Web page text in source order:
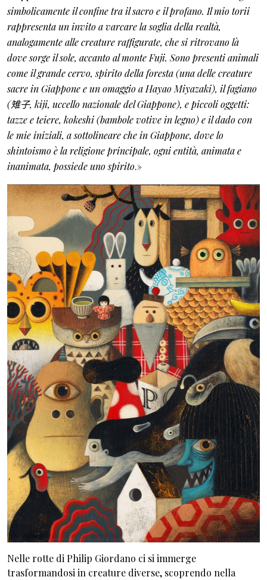
simbolicamente il confine tra il sacro e il profano. Il mio torii
rappresenta un invito a varcare la soglia della realtà,
analogamente alle creature raffigurate, che si ritrovano là
dove sorge il sole, accanto al monte Fuji. Sono presenti animali
come il grande cervo, spirito della foresta (una delle creature
sacre in Giappone e un omaggio a Hayao Miyazaki), il fagiano
(雉子, kiji, uccello nazionale del Giappone), e piccoli oggetti:
tazze e teiere, kokeshi (bambole votive in legno) e il dado con
le mie iniziali, a sottolineare che in Giappone, dove lo
shintoismo è la religione principale, ogni entità, animata e
inanimata, possiede uno spirito.»
Nelle rotte di Philip Giordano ci si immerge
trasformandosi in creature diverse, scoprendo nella